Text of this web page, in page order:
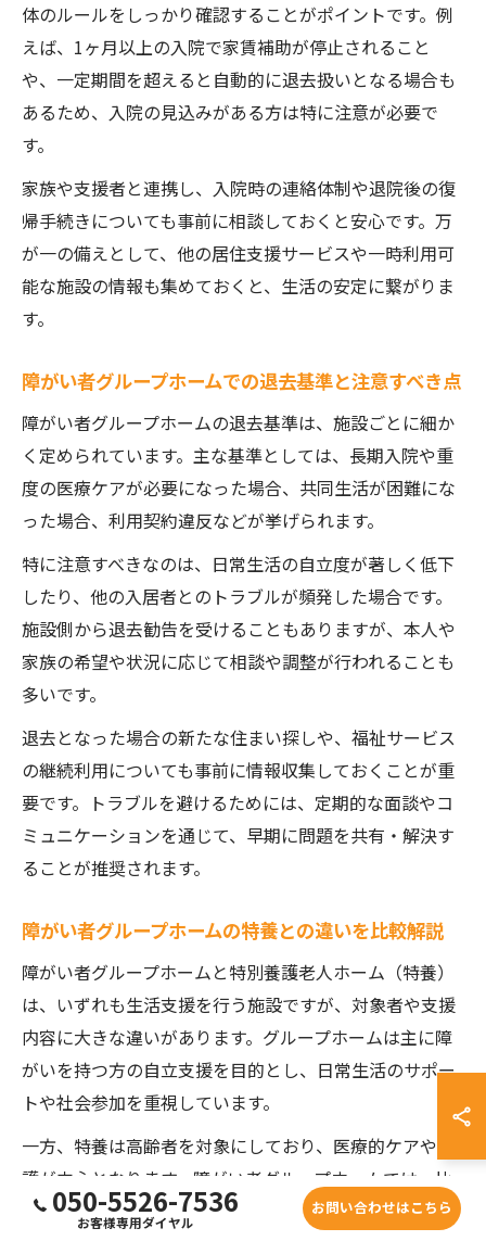
体のルールをしっかり確認することがポイントです。例
えば、1ヶ月以上の入院で家賃補助が停止されること
や、一定期間を超えると自動的に退去扱いとなる場合も
あるため、入院の見込みがある方は特に注意が必要で
す。
家族や支援者と連携し、入院時の連絡体制や退院後の復
帰手続きについても事前に相談しておくと安心です。万
が一の備えとして、他の居住支援サービスや一時利用可
能な施設の情報も集めておくと、生活の安定に繋がりま
す。
障がい者グループホームでの退去基準と注意すべき点
障がい者グループホームの退去基準は、施設ごとに細か
く定められています。主な基準としては、長期入院や重
度の医療ケアが必要になった場合、共同生活が困難にな
った場合、利用契約違反などが挙げられます。
特に注意すべきなのは、日常生活の自立度が著しく低下
したり、他の入居者とのトラブルが頻発した場合です。
施設側から退去勧告を受けることもありますが、本人や
家族の希望や状況に応じて相談や調整が行われることも
多いです。
退去となった場合の新たな住まい探しや、福祉サービス
の継続利用についても事前に情報収集しておくことが重
要です。トラブルを避けるためには、定期的な面談やコ
ミュニケーションを通じて、早期に問題を共有・解決す
ることが推奨されます。
障がい者グループホームの特養との違いを比較解説
障がい者グループホームと特別養護老人ホーム（特養）
は、いずれも生活支援を行う施設ですが、対象者や支援
内容に大きな違いがあります。グループホームは主に障
がいを持つ方の自立支援を目的とし、日常生活のサポー
トや社会参加を重視しています。
一方、特養は高齢者を対象にしており、医療的ケアや介
護が中心となります。障がい者グループホームでは、比
較的自立度の高い方が多く、利用者の意思を尊重した支
050-5526-7536
お客様専用ダイヤル
お問い合わせはこちら